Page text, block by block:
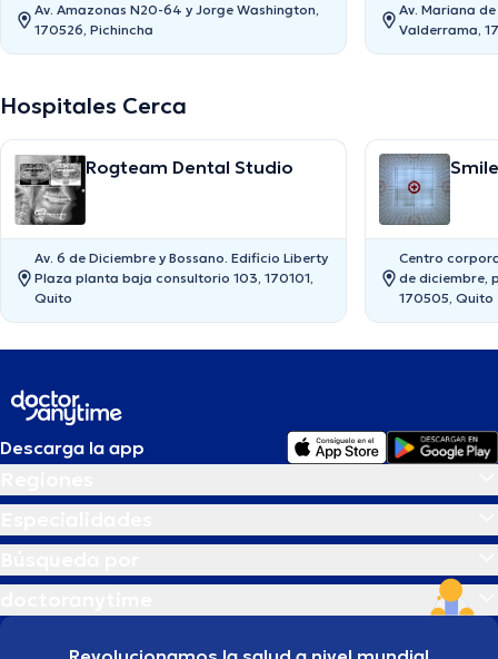
Av. Amazonas N20-64 y Jorge Washington,
170526, Pichincha
Av. Mariana
Valderrama,
Hospitales Cerca
Rogteam Dental Studio
Av. 6 de Diciembre y Bossano. Edificio Liberty
Plaza planta baja consultorio 103, 170101,
Quito
Centro
de diciembre,
170505, Quito
Descarga la app